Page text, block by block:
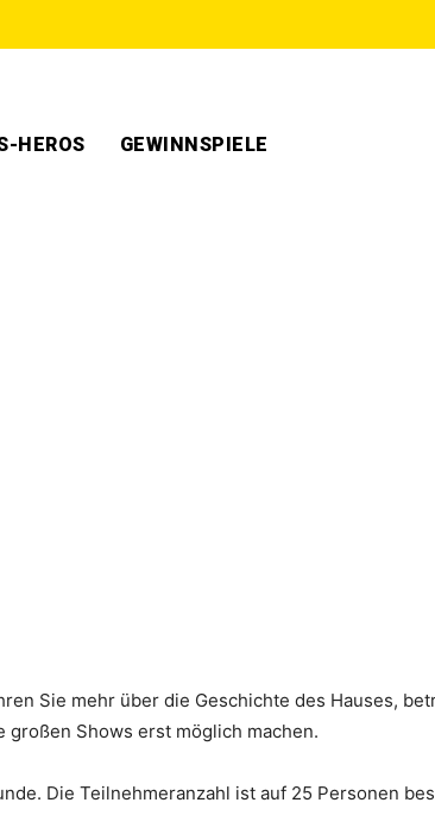
HEROS GEWINNSPIELE
Sie mehr über die Geschichte des Hauses,
Shows erst möglich machen.
Die Teilnehmeranzahl ist auf 25 Personen